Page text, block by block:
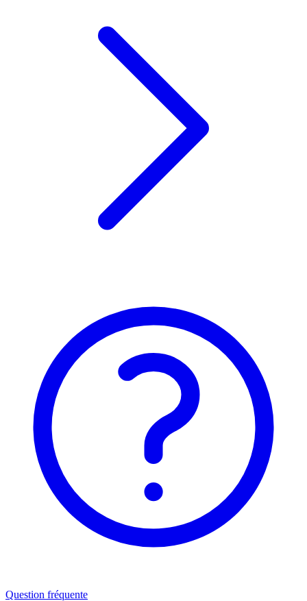
Question fréquente